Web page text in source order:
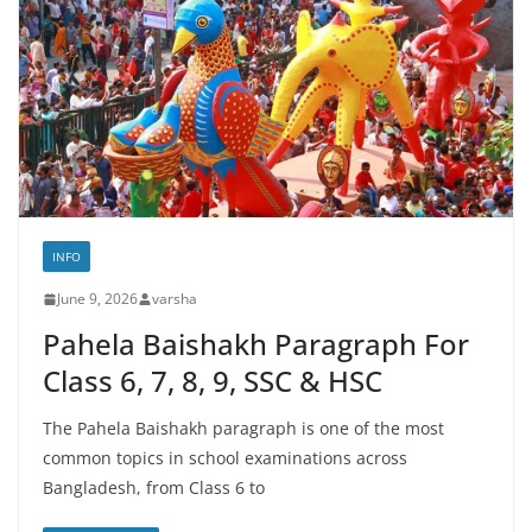
INFO
June 9, 2026 varsha
Pahela Baishakh Paragraph For
Class 6, 7, 8, 9, SSC & HSC
The Pahela Baishakh paragraph is one of the most
common topics in school examinations across
Bangladesh, from Class 6 to